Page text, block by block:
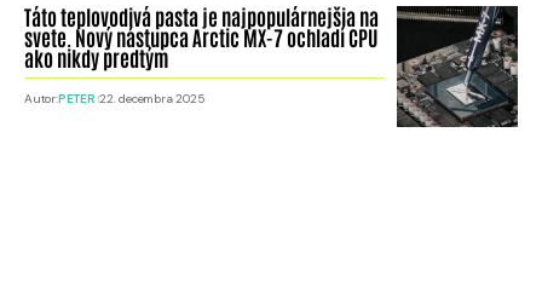
Táto teplovodivá pasta je najpopulárnejšia na
svete. Nový nástupca Arctic MX-7 ochladí CPU
ako nikdy predtým
Autor:PETER 22. decembra 2025